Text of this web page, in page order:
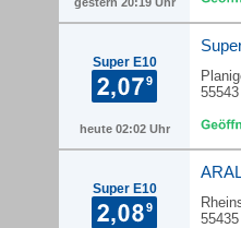
Super E10
heute 02:02 Uhr
Super E10